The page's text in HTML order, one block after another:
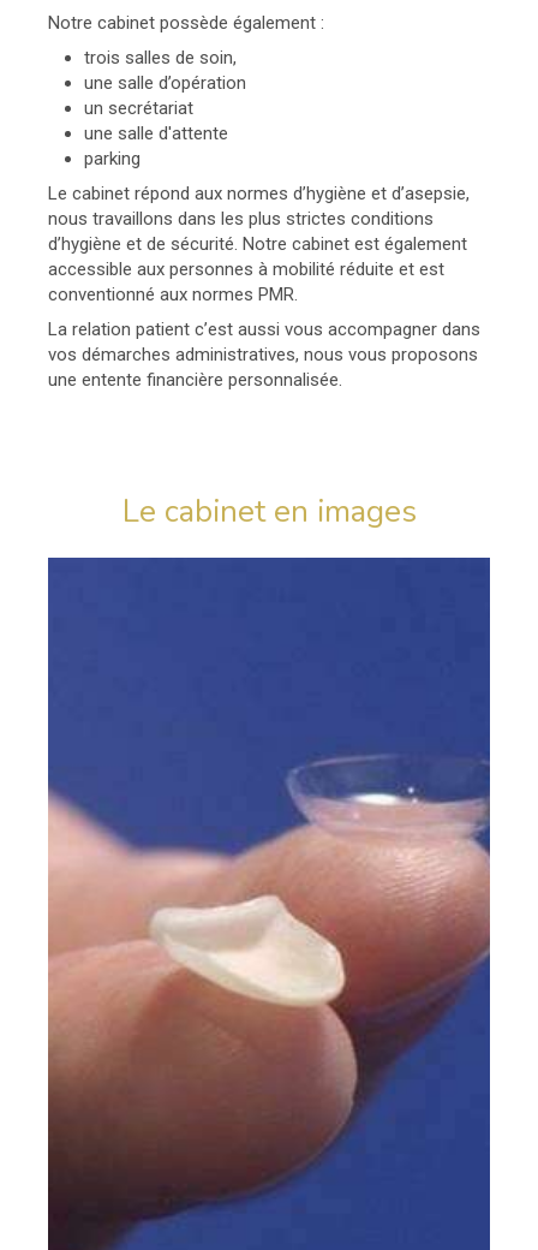
Notre cabinet possède également :
trois salles de soin,
une salle d’opération
un secrétariat
une salle d'attente
parking
Le cabinet répond aux normes d’hygiène et d’asepsie,
nous travaillons dans les plus strictes conditions
d’hygiène et de sécurité. Notre cabinet est également
accessible aux personnes à mobilité réduite et est
conventionné aux normes PMR.
La relation patient c’est aussi vous accompagner dans
vos démarches administratives, nous vous proposons
une entente financière personnalisée.
Le cabinet en images